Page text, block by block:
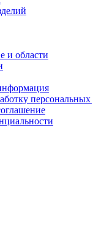
и области